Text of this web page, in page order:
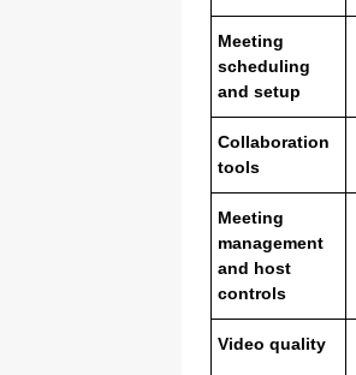
Meeting
scheduling
and setup
Collaboration
tools
Meeting
management
and host
controls
Video quality